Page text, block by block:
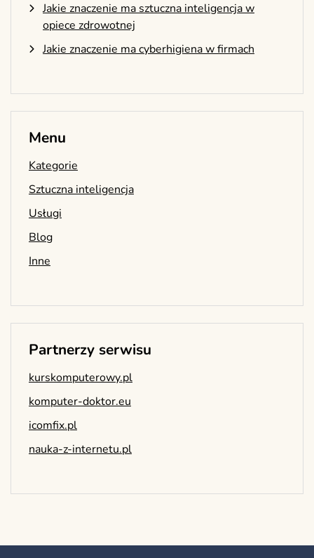
Jakie znaczenie ma sztuczna inteligencja w
opiece zdrowotnej
Jakie znaczenie ma cyberhigiena w firmach
Menu
Kategorie
Sztuczna inteligencja
Usługi
Blog
Inne
Partnerzy serwisu
kurskomputerowy.pl
komputer-doktor.eu
icomfix.pl
nauka-z-internetu.pl